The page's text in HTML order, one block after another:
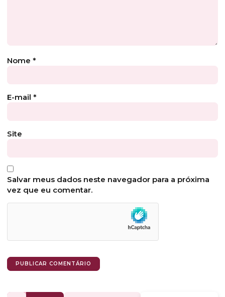
Nome *
E-mail *
Site
Salvar meus dados neste navegador para a próxima
vez que eu comentar.